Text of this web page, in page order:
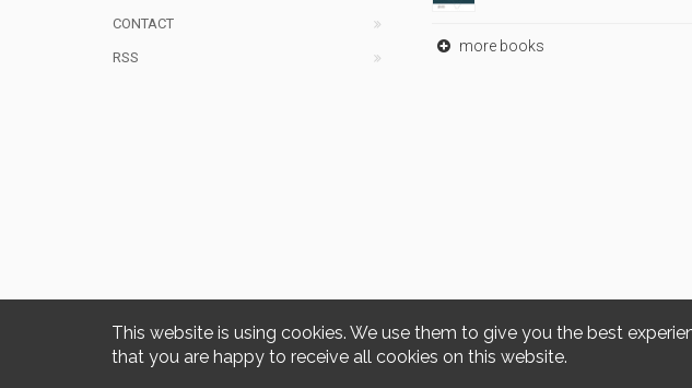
This website is using cookies. We use them to give you the best
that you are happy to receive all cookies on this website.
CONTACT
RSS
more books
Copyright © 2026, i6doc.